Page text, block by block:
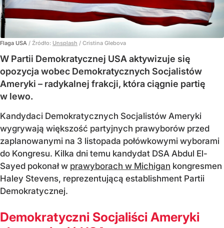
Flaga USA / Źródło: Unsplash / Cristina Glebova
W Partii Demokratycznej USA aktywizuje się
opozycja wobec Demokratycznych Socjalistów
Ameryki – radykalnej frakcji, która ciągnie partię
w lewo.
Kandydaci Demokratycznych Socjalistów Ameryki
wygrywają większość partyjnych prawyborów przed
zaplanowanymi na 3 listopada połówkowymi wyborami
do Kongresu. Kilka dni temu kandydat DSA Abdul El-
Sayed pokonał w prawyborach w Michigan kongresmen
Haley Stevens, reprezentującą establishment Partii
Demokratycznej.
Demokratyczni Socjaliści Ameryki